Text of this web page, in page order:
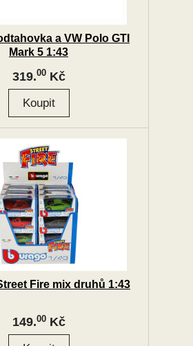
a VW Polo GTI
Mark 5 1:43
319.00Kč
Fire mix druhů 1:43
149.00Kč